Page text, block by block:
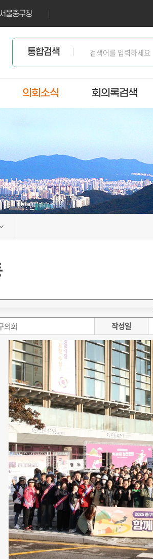
서울중구청
통합검색
의회소식 회의록검색
의회 작성일